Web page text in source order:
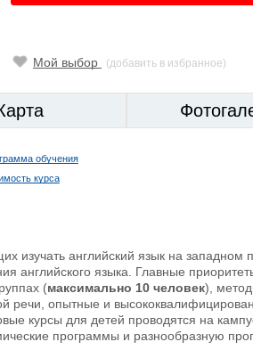
Мой выбор (добавить в избранное)
обучения
курса
изучать английский язык на
английского языка. Главные
(максимально 10 человек),
речи, опытные и
курсы для детей проводятся на
программы и разнообразную